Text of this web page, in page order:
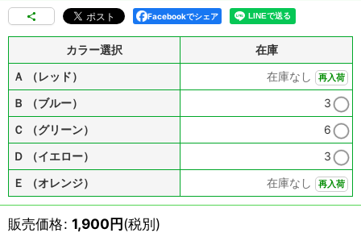
Facebookでシェア
カラー選択
在庫
Ａ （レッド）
在庫なし 再入荷
Ｂ （ブルー）
3
Ｃ （グリーン）
6
Ｄ （イエロー）
3
Ｅ （オレンジ）
在庫なし 再入荷
販売価格: 1,900円(税別)